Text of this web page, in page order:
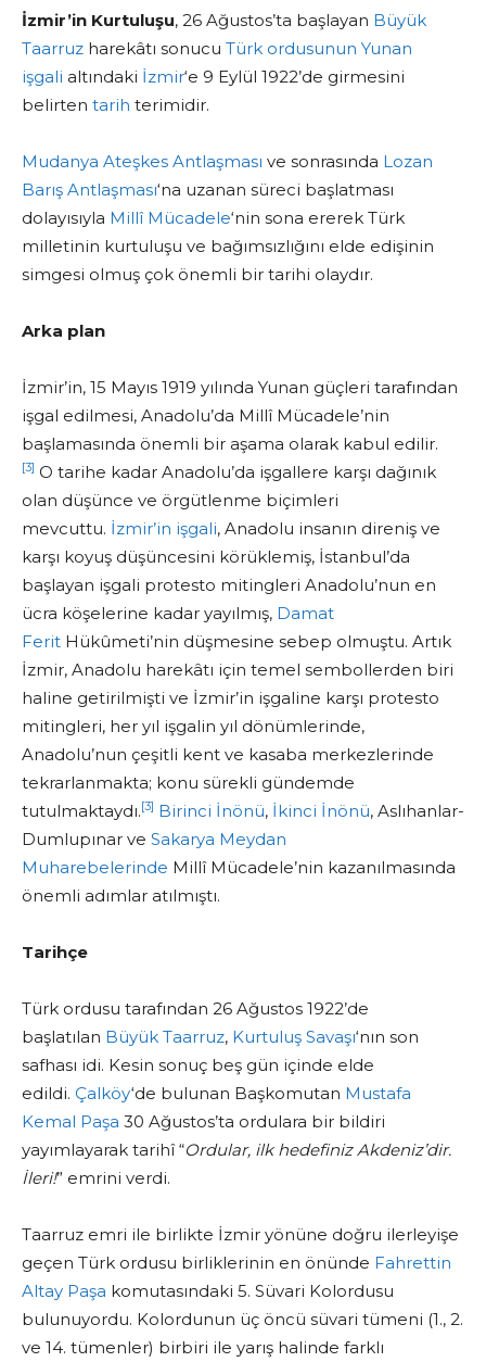
İzmir’in Kurtuluşu, 26 Ağustos’ta başlayan Büyük
Taarruz harekâtı sonucu Türk ordusunun Yunan
işgali altındaki İzmir‘e 9 Eylül 1922’de girmesini
belirten tarih terimidir.
Mudanya Ateşkes Antlaşması ve sonrasında Lozan
Barış Antlaşması‘na uzanan süreci başlatması
dolayısıyla Millî Mücadele‘nin sona ererek Türk
milletinin kurtuluşu ve bağımsızlığını elde edişinin
simgesi olmuş çok önemli bir tarihi olaydır.
Arka plan
İzmir’in, 15 Mayıs 1919 yılında Yunan güçleri tarafından
işgal edilmesi, Anadolu’da Millî Mücadele’nin
başlamasında önemli bir aşama olarak kabul edilir.
[3] O tarihe kadar Anadolu’da işgallere karşı dağınık
olan düşünce ve örgütlenme biçimleri
mevcuttu. İzmir’in işgali, Anadolu insanın direniş ve
karşı koyuş düşüncesini körüklemiş, İstanbul’da
başlayan işgali protesto mitingleri Anadolu’nun en
ücra köşelerine kadar yayılmış, Damat
Ferit Hükûmeti’nin düşmesine sebep olmuştu. Artık
İzmir, Anadolu harekâtı için temel sembollerden biri
haline getirilmişti ve İzmir’in işgaline karşı protesto
mitingleri, her yıl işgalin yıl dönümlerinde,
Anadolu’nun çeşitli kent ve kasaba merkezlerinde
tekrarlanmakta; konu sürekli gündemde
tutulmaktaydı.[3] Birinci İnönü, İkinci İnönü, Aslıhanlar-
Dumlupınar ve Sakarya Meydan
Muharebelerinde Millî Mücadele’nin kazanılmasında
önemli adımlar atılmıştı.
Tarihçe
Türk ordusu tarafından 26 Ağustos 1922’de
başlatılan Büyük Taarruz, Kurtuluş Savaşı‘nın son
safhası idi. Kesin sonuç beş gün içinde elde
edildi. Çalköy‘de bulunan Başkomutan Mustafa
Kemal Paşa 30 Ağustos’ta ordulara bir bildiri
yayımlayarak tarihî “Ordular, ilk hedefiniz Akdeniz’dir.
İleri!” emrini verdi.
Taarruz emri ile birlikte İzmir yönüne doğru ilerleyişe
geçen Türk ordusu birliklerinin en önünde Fahrettin
Altay Paşa komutasındaki 5. Süvari Kolordusu
bulunuyordu. Kolordunun üç öncü süvari tümeni (1., 2.
ve 14. tümenler) birbiri ile yarış halinde farklı